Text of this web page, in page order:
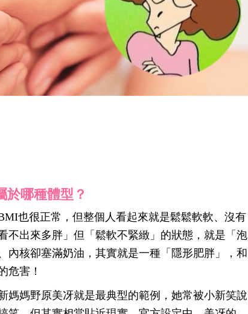
於哪種體型？
也很正常，但整個人看起來就是鬆鬆軟軟、沒有
不出來多胖」但「鬆軟不緊緻」的狀態，就是「泡
內核卻塞滿奶油，其實就是一種「隱形肥胖」，和
危害！
媽媽野原美冴就是最典型的範例，她常被小新笑說